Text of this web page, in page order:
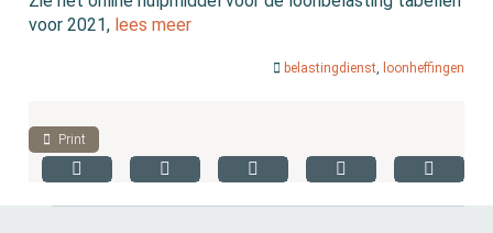
voor 2021, lees meer
belastingdienst, loonheffingen
Print